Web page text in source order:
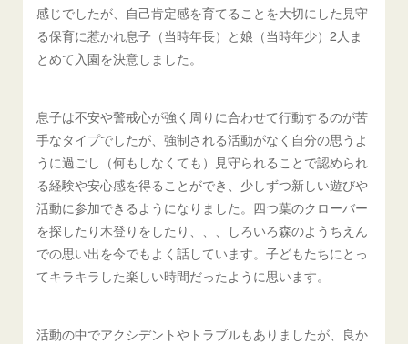
感じでしたが、自己肯定感を育てることを大切にした見守
る保育に惹かれ息子（当時年長）と娘（当時年少）2人ま
とめて入園を決意しました。
息子は不安や警戒心が強く周りに合わせて行動するのが苦
手なタイプでしたが、強制される活動がなく自分の思うよ
うに過ごし（何もしなくても）見守られることで認められ
る経験や安心感を得ることができ、少しずつ新しい遊びや
活動に参加できるようになりました。四つ葉のクローバー
を探したり木登りをしたり、、、しろいろ森のようちえん
での思い出を今でもよく話しています。子どもたちにとっ
てキラキラした楽しい時間だったように思います。
活動の中でアクシデントやトラブルもありましたが、良か